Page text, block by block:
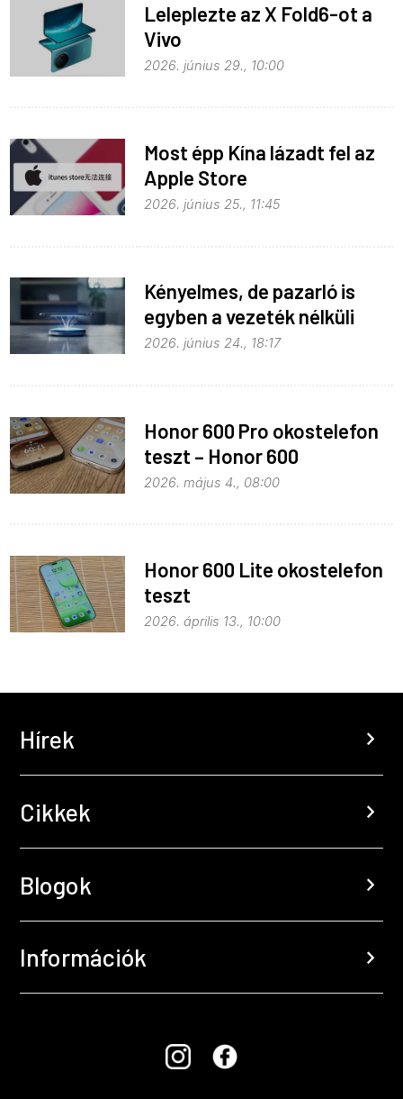
Leleplezte az X Fold6-ot a
Vivo
2026. június 29., 10:00
Most épp Kína lázadt fel az
Apple Store
monopolhelyzete ellen
2026. június 25., 11:45
Kényelmes, de pazarló is
egyben a vezeték nélküli
töltés
2026. június 24., 18:17
Honor 600 Pro okostelefon
teszt – Honor 600
kitekintéssel
2026. május 4., 08:00
Honor 600 Lite okostelefon
teszt
2026. április 13., 10:00
Hírek chevron_right
Cikkek chevron_right
Blogok chevron_right
Információk chevron_right